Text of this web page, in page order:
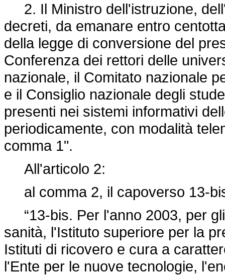
2. Il Ministro dell'istruzione,
decreti, da emanare entro
della legge di conversione del
Conferenza dei rettori delle
nazionale, il Comitato nazionale
e il Consiglio nazionale degli
presenti nei sistemi informativi
periodicamente, con modalità
comma 1".
All'articolo 2:
al comma 2, il capoverso 13-
“13-bis. Per l'anno 2003, per
sanità, l'Istituto superiore per la
Istituti di ricovero e cura a
l'Ente per le nuove tecnologie,